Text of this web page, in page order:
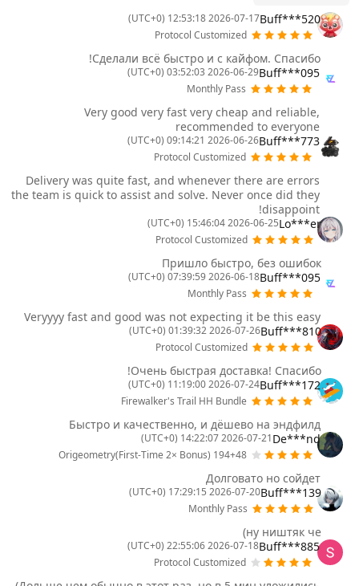
Buff***520
2026-07-17 12:53:18 (UTC+0)
Protocol Customized
Сделали всё быстро и с кайфом. Спасибо!
Buff***095
2026-06-29 03:52:03 (UTC+0)
Monthly Pass
Very good very fast very cheap and reliable,
recommended to everyone
Buff***773
2026-06-26 09:14:21 (UTC+0)
Protocol Customized
Delivery was quite fast, and whenever there are errors
the team is quick to assist and solve. Never once did they
disappoint!
Lo***er
2026-06-25 15:46:04 (UTC+0)
Protocol Customized
Пришло быстро, без ошибок
Buff***095
2026-06-18 07:39:59 (UTC+0)
Monthly Pass
Veryyyy fast and good was not expecting it be this easy
Buff***810
2026-07-26 01:39:32 (UTC+0)
Protocol Customized
Очень быстрая доставка! Спасибо!
Buff***172
2026-07-24 11:19:00 (UTC+0)
Firewalker's Trail HH Bundle
Быстро и качественно, и дёшево на эндфилд
De***nd
2026-07-21 14:22:07 (UTC+0)
194+48 Origeometry(First-Time 2× Bonus)
Долговато но сойдет
Buff***139
2026-07-20 17:29:15 (UTC+0)
Monthly Pass
ну ништяк че)
Buff***885
2026-07-18 22:55:06 (UTC+0)
Protocol Customized